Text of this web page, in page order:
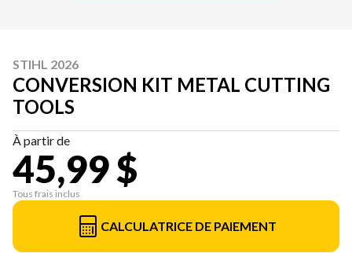
STIHL 2026
CONVERSION KIT METAL CUTTING
TOOLS
À partir de
45,99 $
Tous frais inclus
CALCULATRICE DE PAIEMENT